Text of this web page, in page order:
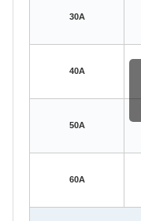
30A
40A
50A
60A